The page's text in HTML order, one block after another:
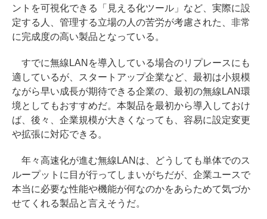
ントを可視化できる「見える化ツール」など、実際に設
定する人、管理する立場の人の苦労が考慮された、非常
に完成度の高い製品となっている。
すでに無線LANを導入している場合のリプレースにも
適しているが、スタートアップ企業など、最初は小規模
ながら早い成長が期待できる企業の、最初の無線LAN環
境としてもおすすめだ。本製品を最初から導入しておけ
ば、後々、企業規模が大きくなっても、容易に設定変更
や拡張に対応できる。
年々高速化が進む無線LANは、どうしても単体でのス
ループットに目が行ってしまいがちだが、企業ユースで
本当に必要な性能や機能が何なのかをあらためて気づか
せてくれる製品と言えそうだ。